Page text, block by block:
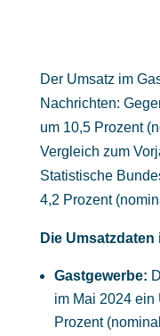
Der Umsatz im
Nachrichten:
um 10,5 Prozent
Vergleich zum
Statistische
4,2 Prozent
Die
Gastgewerbe:
im Mai 2024 ein
Prozent